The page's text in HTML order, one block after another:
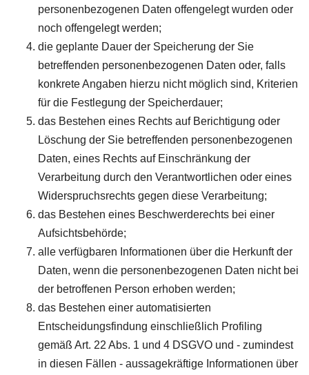
personenbezogenen Daten offengelegt wurden oder
noch offengelegt werden;
die geplante Dauer der Speicherung der Sie
betreffenden personenbezogenen Daten oder, falls
konkrete Angaben hierzu nicht möglich sind, Kriterien
für die Festlegung der Speicherdauer;
das Bestehen eines Rechts auf Berichtigung oder
Löschung der Sie betreffenden personenbezogenen
Daten, eines Rechts auf Einschränkung der
Verarbeitung durch den Verantwortlichen oder eines
Widerspruchsrechts gegen diese Verarbeitung;
das Bestehen eines Beschwerderechts bei einer
Aufsichtsbehörde;
alle verfügbaren Informationen über die Herkunft der
Daten, wenn die personenbezogenen Daten nicht bei
der betroffenen Person erhoben werden;
das Bestehen einer automatisierten
Entscheidungsfindung einschließlich Profiling
gemäß Art. 22 Abs. 1 und 4 DSGVO und - zumindest
in diesen Fällen - aussagekräftige Informationen über